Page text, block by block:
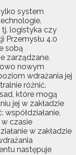
system
tj. logistyka czy
Przemysłu 4.0
sobą
zarządzane.
nowym
wdrażania jej
różnić.
które mogą
jej w zakładzie
w czasie
w zakładzie
następuje